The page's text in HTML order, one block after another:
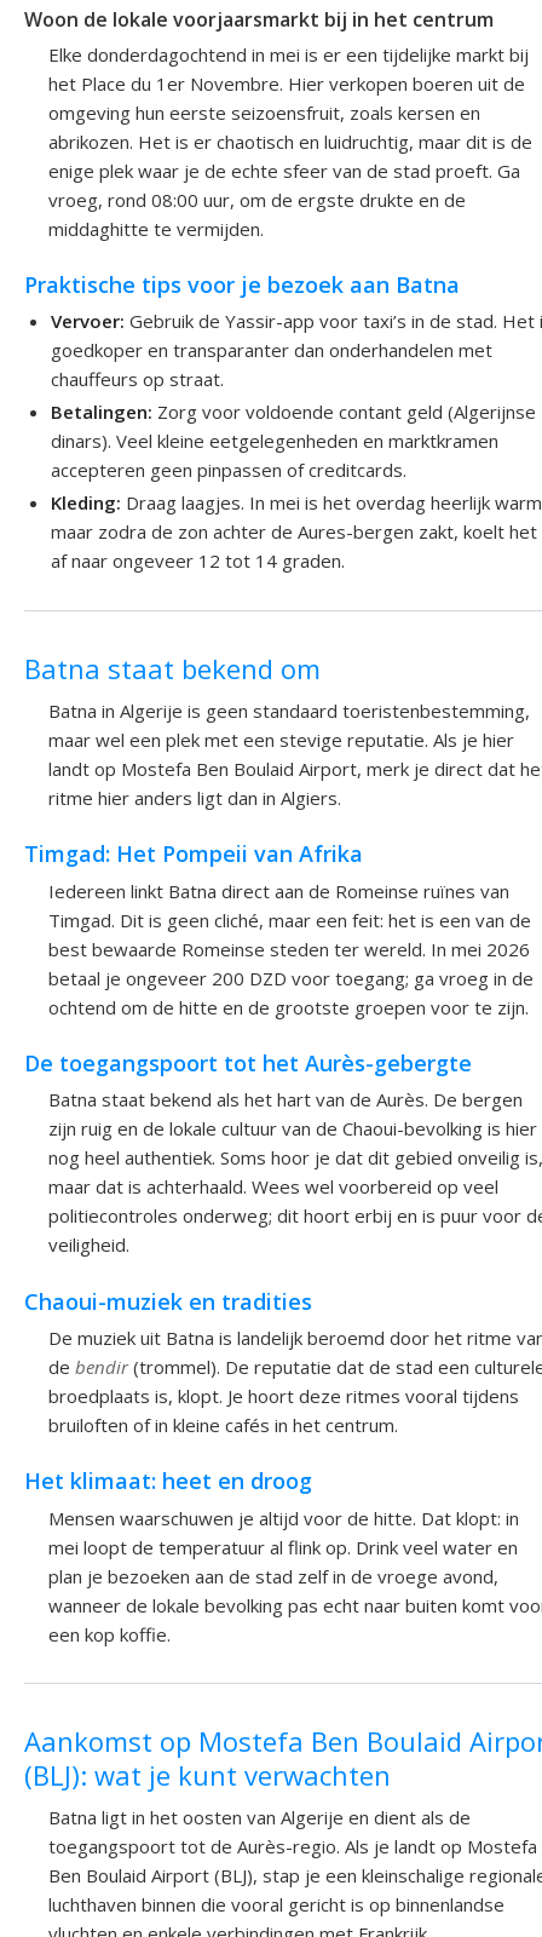
Woon de lokale voorjaarsmarkt bij in het centrum
Elke donderdagochtend in mei is er een tijdelijke markt bij
het Place du 1er Novembre. Hier verkopen boeren uit de
omgeving hun eerste seizoensfruit, zoals kersen en
abrikozen. Het is er chaotisch en luidruchtig, maar dit is de
enige plek waar je de echte sfeer van de stad proeft. Ga
vroeg, rond 08:00 uur, om de ergste drukte en de
middaghitte te vermijden.
Praktische tips voor je bezoek aan Batna
Vervoer: Gebruik de Yassir-app voor taxi’s in de stad. Het
goedkoper en transparanter dan onderhandelen met
chauffeurs op straat.
Betalingen: Zorg voor voldoende contant geld (Algerijnse
dinars). Veel kleine eetgelegenheden en marktkramen
accepteren geen pinpassen of creditcards.
Kleding: Draag laagjes. In mei is het overdag heerlijk
maar zodra de zon achter de Aures-bergen zakt, koelt het
af naar ongeveer 12 tot 14 graden.
Batna staat bekend om
Batna in Algerije is geen standaard toeristenbestemming,
maar wel een plek met een stevige reputatie. Als je hier
landt op Mostefa Ben Boulaid Airport, merk je direct dat
ritme hier anders ligt dan in Algiers.
Timgad: Het Pompeii van Afrika
Iedereen linkt Batna direct aan de Romeinse ruïnes van
Timgad. Dit is geen cliché, maar een feit: het is een van de
best bewaarde Romeinse steden ter wereld. In mei 2026
betaal je ongeveer 200 DZD voor toegang; ga vroeg in de
ochtend om de hitte en de grootste groepen voor te zijn.
De toegangspoort tot het Aurès-gebergte
Batna staat bekend als het hart van de Aurès. De bergen
zijn ruig en de lokale cultuur van de Chaoui-bevolking is hier
nog heel authentiek. Soms hoor je dat dit gebied onveilig is,
maar dat is achterhaald. Wees wel voorbereid op veel
politiecontroles onderweg; dit hoort erbij en is puur voor
veiligheid.
Chaoui-muziek en tradities
De muziek uit Batna is landelijk beroemd door het ritme
de bendir(trommel). De reputatie dat de stad een
broedplaats is, klopt. Je hoort deze ritmes vooral tijdens
bruiloften of in kleine cafés in het centrum.
Het klimaat: heet en droog
Mensen waarschuwen je altijd voor de hitte. Dat klopt: in
mei loopt de temperatuur al flink op. Drink veel water en
plan je bezoeken aan de stad zelf in de vroege avond,
wanneer de lokale bevolking pas echt naar buiten komt
een kop koffie.
Aankomst op Mostefa Ben Boulaid
(BLJ): wat je kunt verwachten
Batna ligt in het oosten van Algerije en dient als de
toegangspoort tot de Aurès-regio. Als je landt op Mostefa
Ben Boulaid Airport (BLJ), stap je een kleinschalige
luchthaven binnen die vooral gericht is op binnenlandse